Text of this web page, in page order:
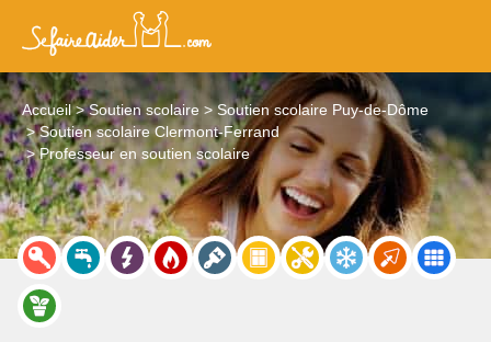
Accueil Soutien scolaire
Soutien scolaire Puy-de-Dôme
Soutien scolaire Clermont-Ferrand
Professeur en soutien scolaire